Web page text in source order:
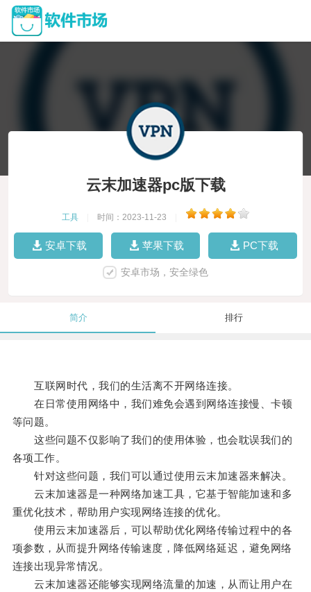
云末加速器pc版下载
工具 时间：2023-11-23
安卓下载 苹果下载 PC下载
安卓市场，安全绿色
简介 排行
互联网时代，我们的生活离不开网络连接。
在日常使用网络中，我们难免会遇到网络连接慢、卡顿
等问题。
这些问题不仅影响了我们的使用体验，也会耽误我们的
各项工作。
针对这些问题，我们可以通过使用云末加速器来解决。
云末加速器是一种网络加速工具，它基于智能加速和多
重优化技术，帮助用户实现网络连接的优化。
使用云末加速器后，可以帮助优化网络传输过程中的各
项参数，从而提升网络传输速度，降低网络延迟，避免网络
连接出现异常情况。
云末加速器还能够实现网络流量的加速，从而让用户在